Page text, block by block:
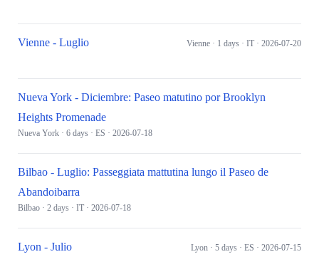
Vienne - Luglio Vienne · 1 days · IT · 2026-07-20
Nueva York - Diciembre: Paseo matutino por Brooklyn
Heights Promenade
Nueva York · 6 days · ES · 2026-07-18
Bilbao - Luglio: Passeggiata mattutina lungo il Paseo de
Abandoibarra
Bilbao · 2 days · IT · 2026-07-18
Lyon - Julio Lyon · 5 days · ES · 2026-07-15